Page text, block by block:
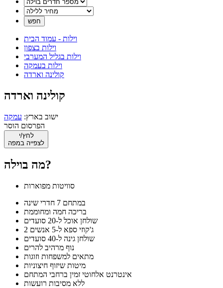
וילות - עמוד הבית
וילות בצפון
וילות בגליל המערבי
וילות בעמקה
קולינה וארדה
קולינה וארדה
ישוב בארץ: עמקה
הפרסום הוסר
לחץ/י
לצפייה במפה
מה בוילה?
סוויטות מפוארות
במתחם 7 חדרי שינה
בריכה חמה ומחוממת
שולחן אוכל ל-20 סועדים
2 ג'קוזי ספא ל-5 אנשים
שולחן גינה ל-40 סועדים
נוף מרהיב להרים
מתאים למשפחות וזוגות
מיטות שיזוף חיצוניות
אינטרנט אלחוטי זמין ברחבי המתחם
ללא מסיבות רועשות